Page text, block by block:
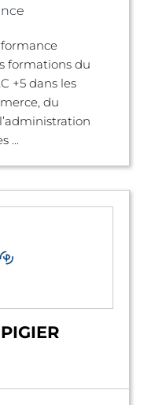
formations du
+5 dans les
du
...